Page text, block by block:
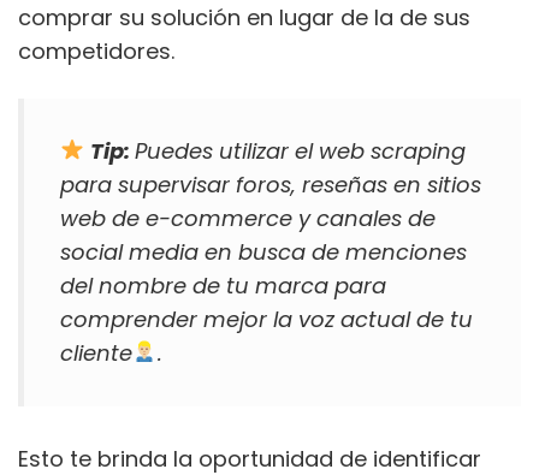
comprar su solución en lugar de la de sus
competidores.
Tip: Puedes utilizar el web scraping
para supervisar foros, reseñas en sitios
web de e-commerce y canales de
social media en busca de menciones
del nombre de tu marca para
comprender mejor la voz actual de tu
cliente
.
Esto te brinda la oportunidad de identificar